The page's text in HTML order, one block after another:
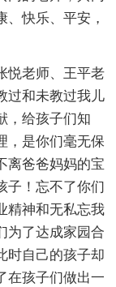
快乐、平安，
悦老师、王平老
过和未教过我儿
，给孩子们知
，是你们毫无保
离爸爸妈妈的宝
子！忘不了你们
精神和无私忘我
为了达成家园合
时自己的孩子却
在孩子们做出一